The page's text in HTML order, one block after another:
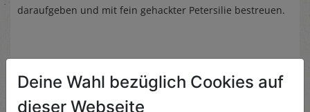
daraufgeben und mit fein gehackter Petersilie bestreuen.
Ähnliche Rezepte
Deine Wahl bezüglich Cookies auf
dieser Webseite